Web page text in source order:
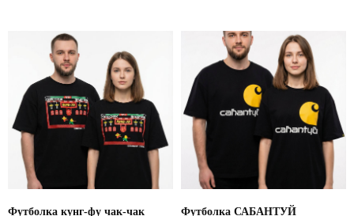
Футболка кунг-фу чак-чак Футболка САБАНТУЙ